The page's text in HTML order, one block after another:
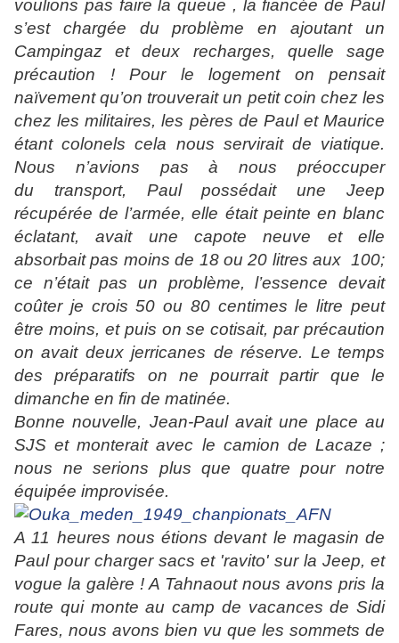
voulions pas faire la queue , la fiancée de Paul
s’est chargée du problème en ajoutant un
Campingaz et deux recharges, quelle sage
précaution ! Pour le logement on pensait
naïvement qu’on trouverait un petit coin chez les
chez les militaires, les pères de Paul et Maurice
étant colonels cela nous servirait de viatique.
Nous n’avions pas
à nous préoccuper
du
transport,
Paul possédait une Jeep
récupérée de l’armée, elle était peinte en blanc
éclatant, avait une capote neuve et elle
absorbait pas moins de 18 ou 20 litres aux 100;
ce n’était pas un problème, l’essence devait
coûter je crois 50 ou 80 centimes le litre peut
être moins, et puis on se cotisait, par précaution
on avait deux jerricanes de réserve. Le temps
des préparatifs on ne pourrait partir que le
dimanche en fin de matinée.
Bonne nouvelle, Jean-Paul avait une place au
SJS et monterait avec le camion de Lacaze ;
nous ne serions plus que quatre pour notre
équipée improvisée.
A 11 heures nous étions devant le magasin de
Paul pour charger sacs et 'ravito' sur la Jeep, et
vogue la galère ! A Tahnaout nous avons pris la
route qui monte au camp de vacances de Sidi
Fares, nous avons bien vu que les sommets de